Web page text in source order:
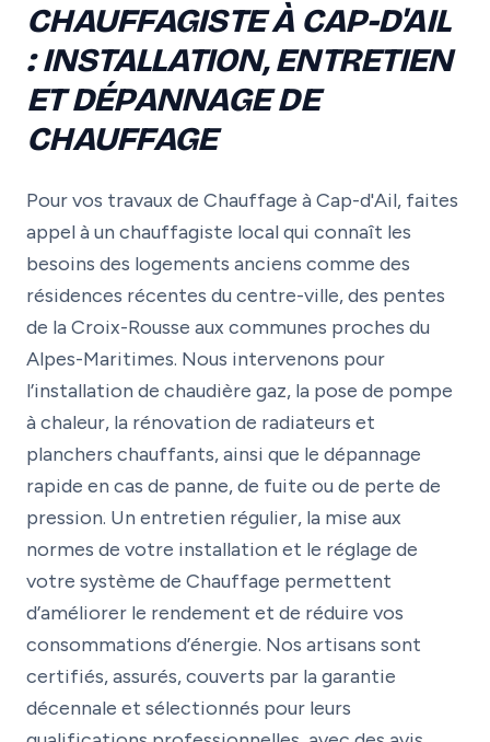
CHAUFFAGISTE À CAP-D'AIL
: INSTALLATION, ENTRETIEN
ET DÉPANNAGE DE
CHAUFFAGE
Pour vos travaux de Chauffage à Cap-d'Ail, faites
appel à un chauffagiste local qui connaît les
besoins des logements anciens comme des
résidences récentes du centre-ville, des pentes
de la Croix-Rousse aux communes proches du
Alpes-Maritimes. Nous intervenons pour
l’installation de chaudière gaz, la pose de pompe
à chaleur, la rénovation de radiateurs et
planchers chauffants, ainsi que le dépannage
rapide en cas de panne, de fuite ou de perte de
pression. Un entretien régulier, la mise aux
normes de votre installation et le réglage de
votre système de Chauffage permettent
d’améliorer le rendement et de réduire vos
consommations d’énergie. Nos artisans sont
certifiés, assurés, couverts par la garantie
décennale et sélectionnés pour leurs